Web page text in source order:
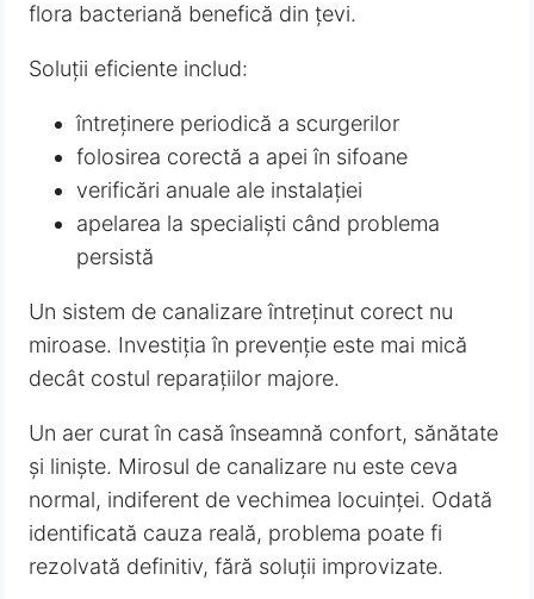
flora bacteriană benefică din țevi.
Soluții eficiente includ:
întreținere periodică a scurgerilor
folosirea corectă a apei în sifoane
verificări anuale ale instalației
apelarea la specialiști când problema
persistă
Un sistem de canalizare întreținut corect nu
miroase. Investiția în prevenție este mai mică
decât costul reparațiilor majore.
Un aer curat în casă înseamnă confort, sănătate
și liniște. Mirosul de canalizare nu este ceva
normal, indiferent de vechimea locuinței. Odată
identificată cauza reală, problema poate fi
rezolvată definitiv, fără soluții improvizate.